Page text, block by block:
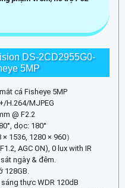
DS-2CD2955G0-
5MP
cá Fisheye 5MP
H.264/MJPEG
@ F2.2
dọc: 180°
1536, 1280 × 960）
AGC ON), 0 lux with IR
ngày & đêm.
128GB.
thực WDR 120dB